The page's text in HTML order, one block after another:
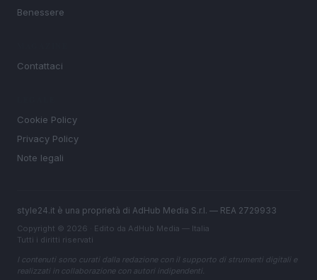
Benessere
Contattaci
Cookie Policy
Privacy Policy
Note legali
style24.it è una proprietà di AdHub Media S.r.l. — REA 2729933
Copyright © 2026 · Edito da AdHub Media — Italia
Tutti i diritti riservati
I contenuti sono curati dalla redazione con il supporto di strumenti digitali e
realizzati in collaborazione con autori indipendenti.